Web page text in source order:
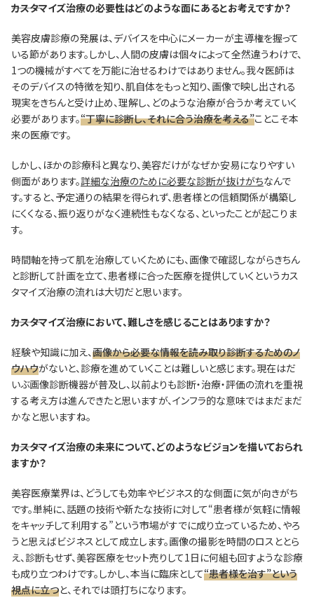
―――カスタマイズ治療の必要性はどのような面にあるとお考えですか？
美容皮膚診療の発展は、デバイスを中心にメーカーが主導権を握って
いる節があります。しかし、人間の皮膚は個々によって全然違うわけで、
1つの機械がすべてを万能に治せるわけではありません。我々医師は
そのデバイスの特徴を知り、肌自体をもっと知り、画像で映し出される
現実をきちんと受け止め、理解し、どのような治療が合うか考えていく
必要があります。“丁寧に診断し、それに合う治療を考える”ことこそ本
来の医療です。
しかし、ほかの診療科と異なり、美容だけがなぜか安易になりやすい
側面があります。詳細な治療のために必要な診断が抜けがちなんで
す。すると、予定通りの結果を得られず、患者様との信頼関係が構築し
にくくなる、振り返りがなく連続性もなくなる、といったことが起こりま
す。
時間軸を持って肌を治療していくためにも、画像で確認しながらきちん
と診断して計画を立て、患者様に合った医療を提供していくというカス
タマイズ治療の流れは大切だと思います。
―――カスタマイズ治療において、難しさを感じることはありますか？
経験や知識に加え、画像から必要な情報を読み取り診断するためのノ
ウハウがないと、診療を進めていくことは難しいと感じます。現在はだ
いぶ画像診断機器が普及し、以前よりも診断・治療・評価の流れを重視
する考え方は進んできたと思いますが、インフラ的な意味ではまだまだ
かなと思いますね。
―――カスタマイズ治療の未来について、どのようなビジョンを描いておられ
ますか？
美容医療業界は、どうしても効率やビジネス的な側面に気が向きがち
です。単純に、話題の技術や新たな技術に対して“患者様が気軽に情報
をキャッチして利用する”という市場がすでに成り立っているため、やろ
うと思えばビジネスとして成立します。画像の撮影を時間のロスととら
え、診断もせず、美容医療をセット売りして1日に何組も回すような診療
も成り立つわけです。しかし、本当に臨床として“患者様を治す”という
視点に立つと、それでは頭打ちになります。